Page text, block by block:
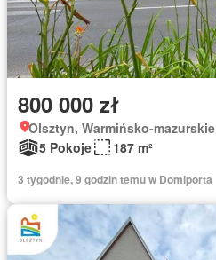
800 000 zł
Olsztyn, Warmińsko-mazurskie
5 Pokoje
187 m²
3 tygodnie, 9 godzin temu w Domiporta